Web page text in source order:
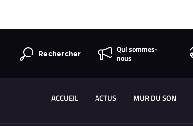
Rechercher
Qui sommes-
nous
ACCUEIL ACTUS MUR DU SON